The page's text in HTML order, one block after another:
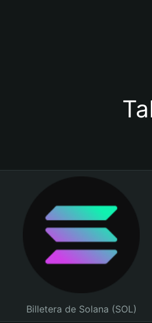
Billetera de Solana (SOL)